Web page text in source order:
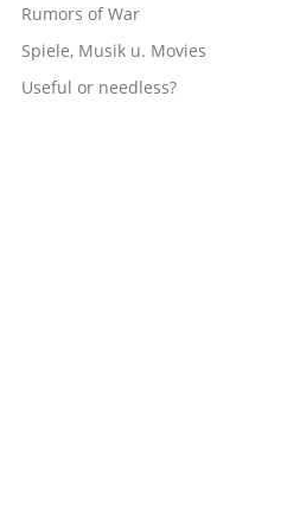
Rumors of War
Spiele, Musik u. Movies
Useful or needless?